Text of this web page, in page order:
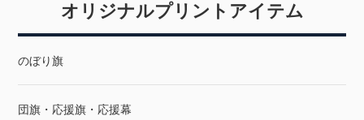
オリジナルプリントアイテム
のぼり旗
団旗・応援旗・応援幕